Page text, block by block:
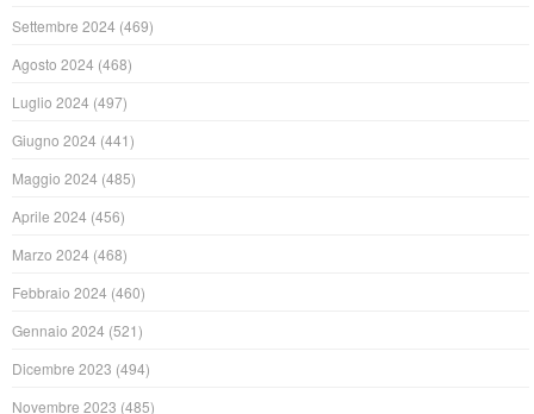
Settembre 2024 (469)
Agosto 2024 (468)
Luglio 2024 (497)
Giugno 2024 (441)
Maggio 2024 (485)
Aprile 2024 (456)
Marzo 2024 (468)
Febbraio 2024 (460)
Gennaio 2024 (521)
Dicembre 2023 (494)
Novembre 2023 (485)